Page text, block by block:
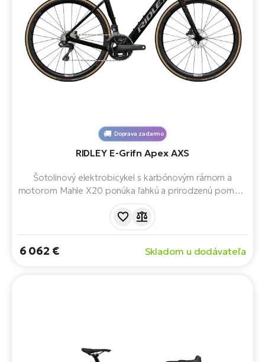
Doprava zadarmo
RIDLEY E-Grifn Apex AXS
Šotolinový elektrobicykel s karbónovým rámom a
motorom Mahle X20 ponúka ľahkú a prirodzenú pomoc.
pre všetky cesty zaručujú rýchlu jazdu na ceste a istotu v
6 062 € Skladom u dodávateľa